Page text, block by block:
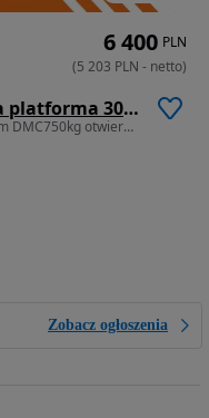
TEMARED DOSTAWA przyczepa platforma 304x153cm DMC750kg otwierane burty, koła pod spodem, do przewozu uli!
DOSTAWA przyczepa platforma 304x153cm DMC750kg otwierane burty, koła p
Zobacz ogłoszenia
6 400 PLN
(5 203 PLN - netto)